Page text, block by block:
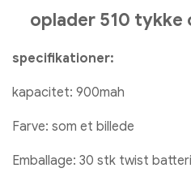
oplader 510 tykke
specifikationer:
kapacitet: 900mah
Farve: som et billede
Emballage: 30 stk twist